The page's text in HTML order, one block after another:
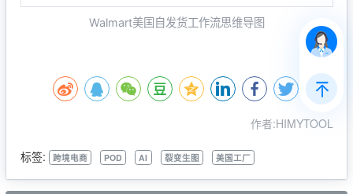
Walmart美国自发货工作流思维导图
作者:HIMYTOOL
标签: 跨境电商 POD AI 裂变生图 美国工厂